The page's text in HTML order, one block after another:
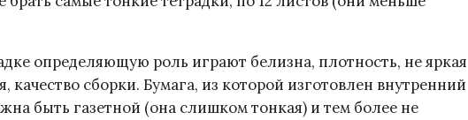
определяющую роль играют белизна, плотность, не яркая
качество сборки. Бумага, из которой изготовлен внутренний
быть газетной (она слишком тонкая) и тем более не